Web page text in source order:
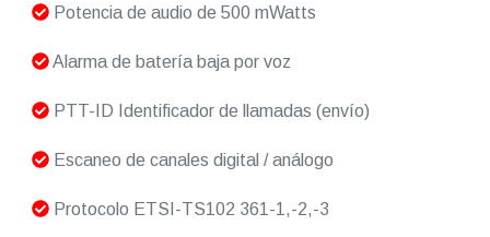
Potencia de audio de 500 mWatts
Alarma de batería baja por voz
PTT-ID Identificador de llamadas (envío)
Escaneo de canales digital / análogo
Protocolo ETSI-TS102 361-1,-2,-3